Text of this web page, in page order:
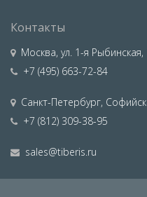
Контакты
Москва, ул. 1-я
+7 (495) 663-72-84
Санкт-Петербург,
+7 (812) 309-38-95
sales@tiberis.ru